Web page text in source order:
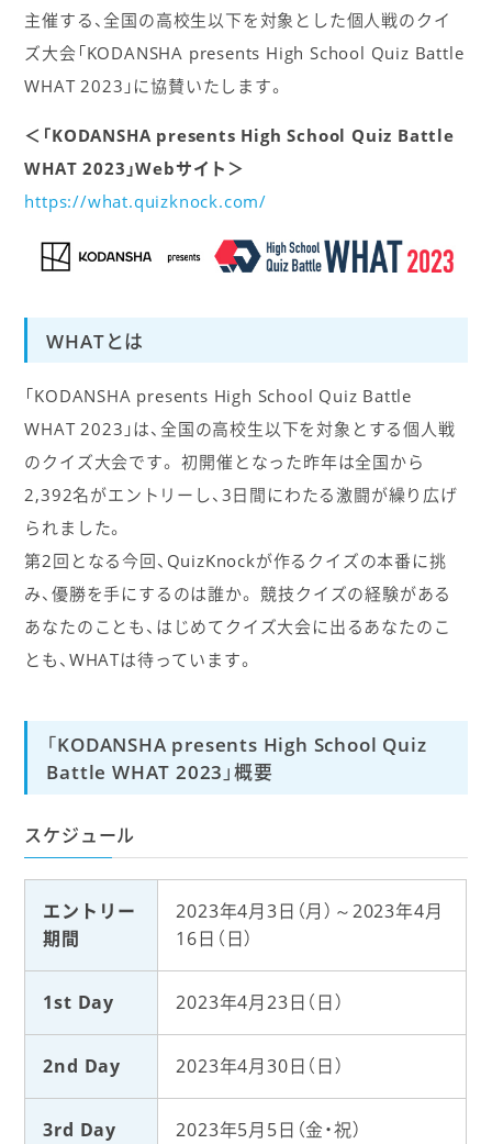
主催する、全国の高校生以下を対象とした個人戦のクイ
ズ大会「KODANSHA presents High School Quiz Battle
WHAT 2023」に協賛いたします。
＜「KODANSHA presents High School Quiz Battle
WHAT 2023」Webサイト＞
https://what.quizknock.com/
WHATとは
「KODANSHA presents High School Quiz Battle
WHAT 2023」は、全国の高校生以下を対象とする個人戦
のクイズ大会です。 初開催となった昨年は全国から
2,392名がエントリーし、3日間にわたる激闘が繰り広げ
られました。
第2回となる今回、QuizKnockが作るクイズの本番に挑
み、優勝を手にするのは誰か。 競技クイズの経験がある
あなたのことも、はじめてクイズ大会に出るあなたのこ
とも、WHATは待っています。
「KODANSHA presents High School Quiz
Battle WHAT 2023」概要
スケジュール
エントリー
期間
2023年4月3日（月）～2023年4月
16日（日）
1st Day 2023年4月23日（日）
2nd Day 2023年4月30日（日）
3rd Day 2023年5月5日（金・祝）